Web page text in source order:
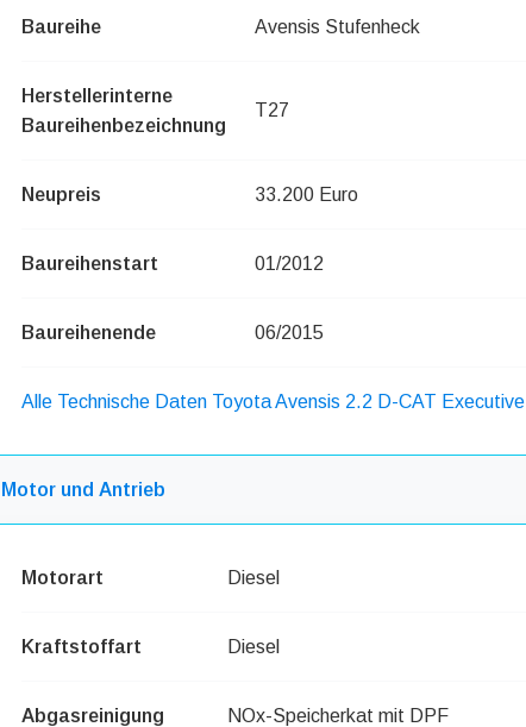
Baureihe Avensis Stufenheck
Herstellerinterne
Baureihenbezeichnung
T27
Neupreis 33.200 Euro
Baureihenstart 01/2012
Baureihenende 06/2015
Alle Technische Daten Toyota Avensis 2.2 D-CAT Executive
Motor und Antrieb
Motorart Diesel
Kraftstoffart Diesel
Abgasreinigung NOx-Speicherkat mit DPF